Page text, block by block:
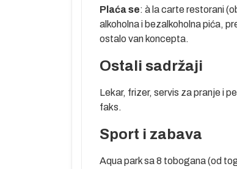
Plaća se: à la carte restorani
alkoholna i bezalkoholna pića,
ostalo van koncepta.
Ostali sadržaji
Lekar, frizer, servis za pranje i
faks.
Sport i zabava
Aqua park sa 8 tobogana (od